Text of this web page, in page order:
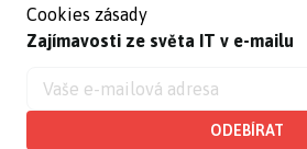
Cookies zásady
Zajímavosti ze světa IT v e-mailu
ODEBÍRAT